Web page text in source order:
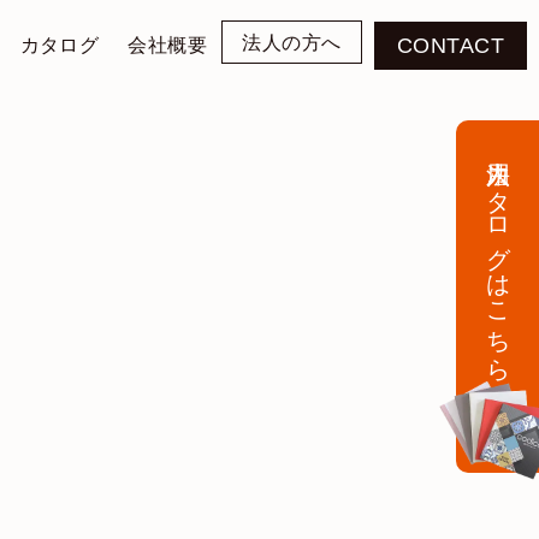
カタログ 会社概要 法人の方へ CONTACT
法人用カタログはこちら